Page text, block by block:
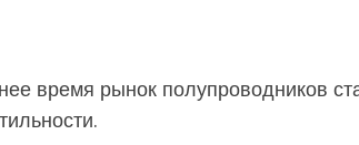
время рынок полупроводников